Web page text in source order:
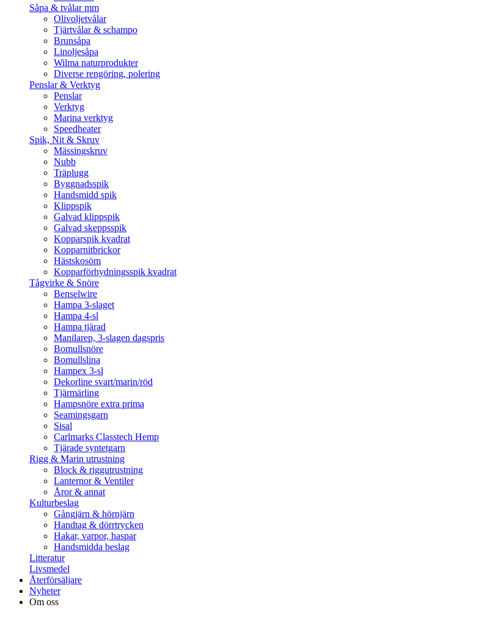
Såpa & tvålar mm
Olivoljetvålar
Tjärtvålar & schampo
Brunsåpa
Linoljesåpa
Wilma naturprodukter
Diverse rengöring, polering
Penslar & Verktyg
Penslar
Verktyg
Marina verktyg
Speedheater
Spik, Nit & Skruv
Mässingskruv
Nubb
Träplugg
Byggnadsspik
Handsmidd spik
Klippspik
Galvad klippspik
Galvad skeppsspik
Kopparspik kvadrat
Kopparnitbrickor
Hästskosöm
Kopparförhydningsspik kvadrat
Tågvirke & Snöre
Benselwire
Hampa 3-slaget
Hampa 4-sl
Hampa tjärad
Manilarep, 3-slagen dagspris
Bomullsnöre
Bomullslina
Hampex 3-sl
Dekorline svart/marin/röd
Tjärmärling
Hampsnöre extra prima
Seamingsgarn
Sisal
Carlmarks Classtech Hemp
Tjärade syntetgarn
Rigg & Marin utrustning
Block & riggutrustning
Lanternor & Ventiler
Åror & annat
Kulturbeslag
Gångjärn & hörnjärn
Handtag & dörrtrycken
Hakar, varpor, haspar
Handsmidda beslag
Litteratur
Livsmedel
Återförsäljare
Nyheter
Om oss